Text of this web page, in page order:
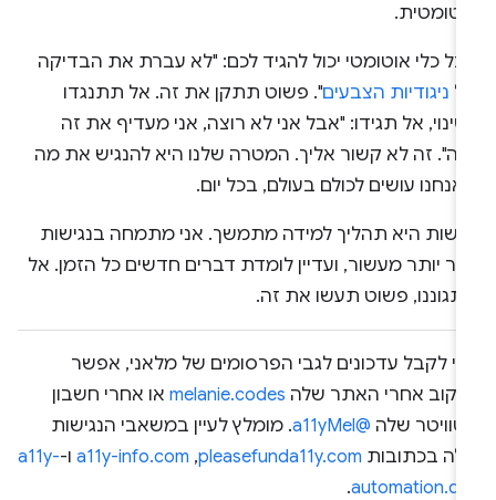
כלי אוטומטי יכול להגיד לכם: "לא עברת את הבדיקה
ניגודיות הצבעים". פשוט תתקן את זה. אל תתנגדו
אל תגידו: "אבל אני לא רוצה, אני מעדיף את זה
זה לא קשור אליך. המטרה שלנו היא להנגיש את מה
עושים לכולם בעולם, בכל יום.
היא תהליך למידה מתמשך. אני מתמחה בנגישות
יותר מעשור, ועדיין לומדת דברים חדשים כל הזמן. אל
פשוט תעשו את זה.
לקבל עדכונים לגבי הפרסומים של מלאני, אפשר
אחרי האתר שלהmelanie.codesאו אחרי חשבון
שלה@a11yMel
. מומלץ לעיין במשאבי הנגישות
בכתובותpleasefunda11y.com
,‏
a11y-info.comו-a11y-
.